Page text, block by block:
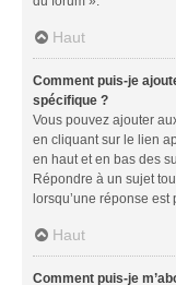
Haut
Comment puis-je
spécifique ?
Vous pouvez ajouter
en cliquant sur le lien
en haut et en bas des
Répondre à un sujet
lorsqu’une réponse
Haut
Comment puis-je